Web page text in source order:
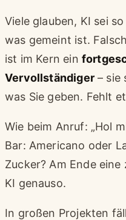
Viele glauben, KI sei
was gemeint ist.
ist im Kern ein
Vervollständiger– sie
was Sie geben. Fehlt
Wie beim Anruf: „Hol
Bar: Americano oder
Zucker? Am Ende
KI genauso.
In großen Projekten